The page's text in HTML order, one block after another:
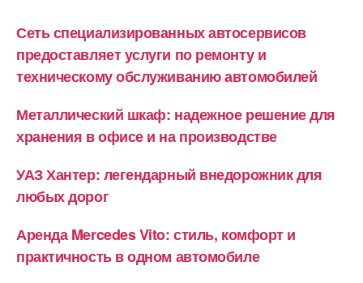
Сеть специализированных автосервисов
предоставляет услуги по ремонту и
техническому обслуживанию автомобилей
Металлический шкаф: надежное решение для
хранения в офисе и на производстве
УАЗ Хантер: легендарный внедорожник для
любых дорог
Аренда Mercedes Vito: стиль, комфорт и
практичность в одном автомобиле